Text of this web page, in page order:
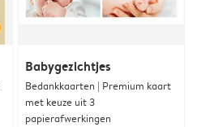
Babygezichtjes
Bedankkaarten | Premium kaart
met keuze uit 3
papierafwerkingen